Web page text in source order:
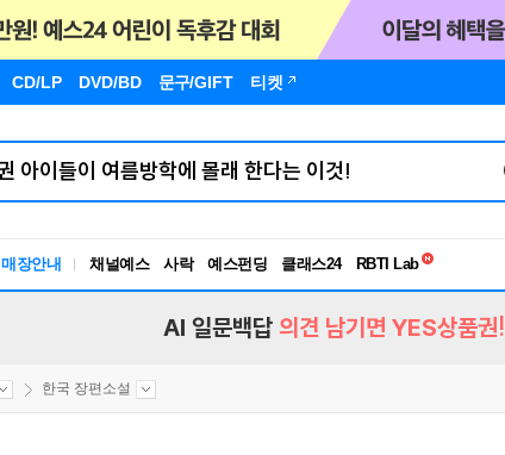
CD/LP DVD/BD 문구/GIFT 티켓
매장안내 채널예스 사락 예스펀딩 클래스24
독서유형검사
RBTI Lab
AI 일문백답 의견 남기면 YES상품권!
한국 장편소설